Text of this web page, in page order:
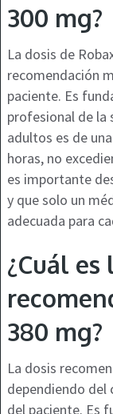
300 mg?
La dosis de
recomendación
paciente. Es
profesional de la
adultos es de
horas, no
es importante
y que solo un
adecuada para
¿Cuál es
380 mg?
La dosis
dependiendo del
del paciente. Es